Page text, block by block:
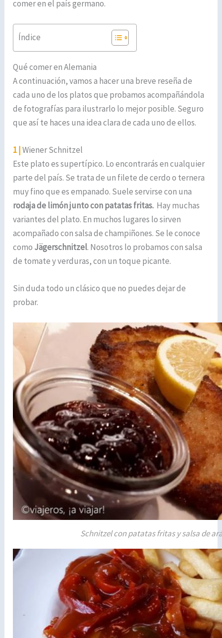
comer en el país germano.
Índice
Qué comer en Alemania
A continuación, vamos a hacer una breve reseña de
cada uno de los platos que probamos acompañándola
de fotografías para ilustrarlo lo mejor posible. Seguro
que así te haces una idea clara de cada uno de ellos.
1 |Wiener Schnitzel
Este plato es supertípico. Lo encontrarás en cualquier
parte del país. Se trata de un filete de cerdo o ternera
muy fino que es empanado. Suele servirse con una
rodaja de limón junto con patatas fritas. Hay muchas
variantes del plato. En muchos lugares lo sirven
acompañado con salsa de champiñones. Se le conoce
como Jägerschnitzel. Nosotros lo probamos con salsa
de tomate y verduras, con un toque picante.
Sin duda todo un clásico que no puedes dejar de
probar.
Schnitzel con patatas fritas y salsa de